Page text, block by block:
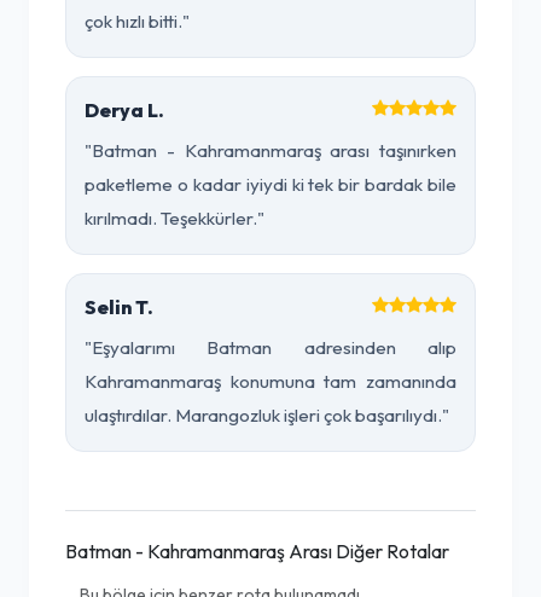
çok hızlı bitti."
Derya L.
"Batman - Kahramanmaraş arası taşınırken
paketleme o kadar iyiydi ki tek bir bardak bile
kırılmadı. Teşekkürler."
Selin T.
"Eşyalarımı Batman adresinden alıp
Kahramanmaraş konumuna tam zamanında
ulaştırdılar. Marangozluk işleri çok başarılıydı."
Batman - Kahramanmaraş Arası Diğer Rotalar